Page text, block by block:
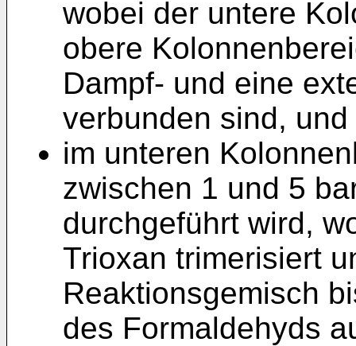
wobei der untere
obere
Dampf- und eine
verbunden sind,
im unteren
zwischen 1 und 5
durchgeführt wird,
Trioxan trimerisiert
Reaktionsgemisch
des Formaldehyds